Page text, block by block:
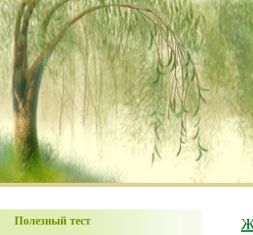
В разделе
Полезный тест